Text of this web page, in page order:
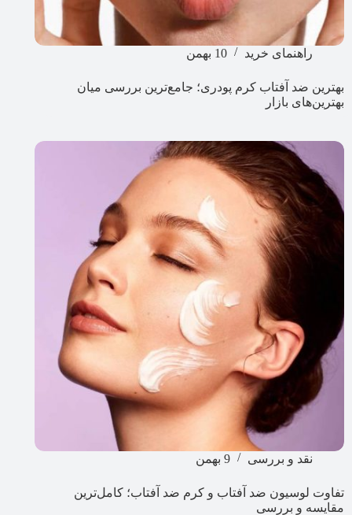
راهنمای خرید 10 بهمن
بهترین ضد آفتاب کرم پودری؛ جامع‌ترین بررسی میان
بهترین‌های بازار
نقد و بررسی 9 بهمن
تفاوت لوسیون ضد آفتاب و کرم ضد آفتاب؛ کامل‌ترین
مقایسه و بررسی